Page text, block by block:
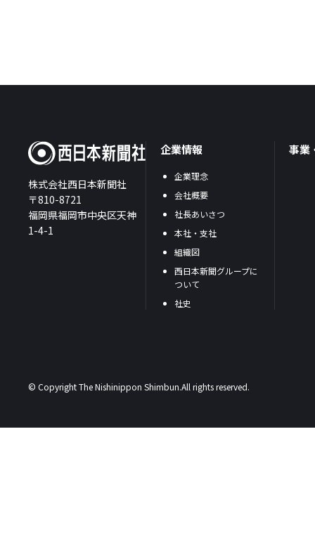
株式会社西日本新聞社
〒810-8721
福岡県福岡市中央区天神
1-4-1
企業情報
企業理念
会社概要
社長あいさつ
本社・支社
組織図
西日本新聞グループに
ついて
社史
事業
© Copyright The Nishinippon Shimbun.All rights reserved.